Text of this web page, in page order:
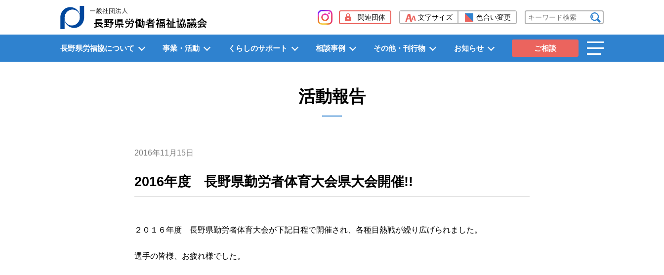
一般社団法人長野県労働者福祉協議会（長野県労福協）
関連団体 文字サイズ 色合い変更
長野県労福協について 事業・活動 くらしのサポート 相談事例 その他・刊行物 お知らせ ご相談
toggle
活動報告
2016年11月15日
2016年度 長野県勤労者体育大会県大会開催!!
２０１６年度 長野県勤労者体育大会が下記日程で開催され、各種目熱戦が繰り広げられました。
選手の皆様、お疲れ様でした。